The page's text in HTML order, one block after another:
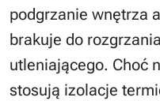
podgrzanie wnętrza
brakuje do
utleniającego. Choć
stosują izolacje